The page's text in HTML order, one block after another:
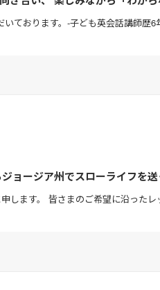
！ もちろん、現在通...
ております。-子ども英会話講師歴
ョージア州でスローライフを
ていただ...
します。 皆さまのご希望に沿った